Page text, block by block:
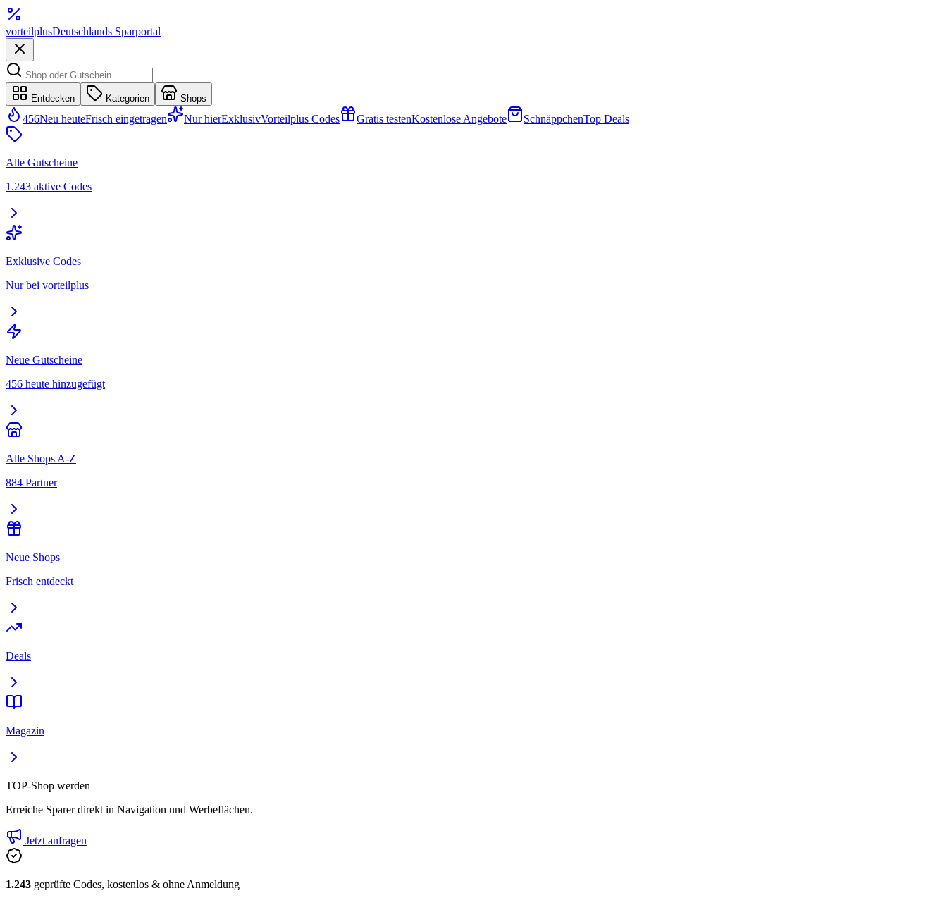
vorteilplusDeutschlands Sparportal
Entdecken Kategorien Shops
456Neu heuteFrisch eingetragen Nur hierExklusivVorteilplus Codes Gratis testenKostenlose Angebote SchnäppchenTop Deals
Alle Gutscheine
1.243 aktive Codes
Exklusive Codes
Nur bei vorteilplus
Neue Gutscheine
456 heute hinzugefügt
Alle Shops A-Z
884 Partner
Neue Shops
Frisch entdeckt
Deals
Magazin
TOP-Shop werden
Erreiche Sparer direkt in Navigation und Werbeflächen.
Jetzt anfragen
1.243 geprüfte Codes, kostenlos & ohne Anmeldung